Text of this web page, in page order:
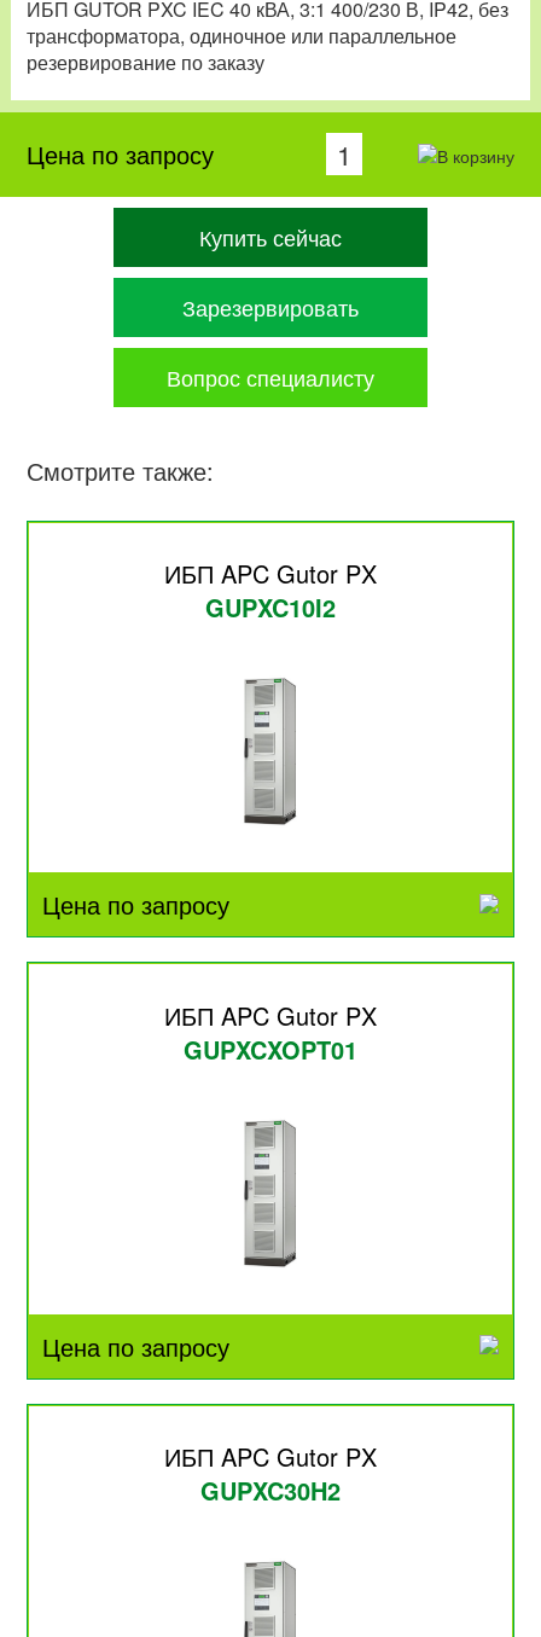
ИБП GUTOR PXC IEC 40 кВА, 3:1 400/230 В, IP42, без
трансформатора, одиночное или параллельное
резервирование по заказу
Цена по запросу
Купить сейчас
Зарезервировать
Вопрос специалисту
Смотрите также:
ИБП APC Gutor PX
GUPXC10I2
Цена по запросу
ИБП APC Gutor PX
GUPXCXOPT01
Цена по запросу
ИБП APC Gutor PX
GUPXC30H2